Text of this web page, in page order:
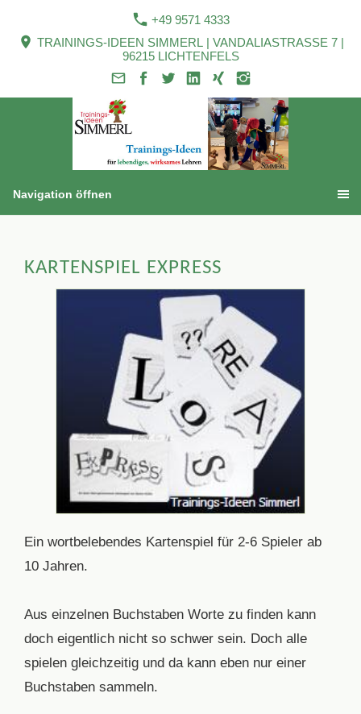
+49 9571 4333
TRAININGS-IDEEN SIMMERL | VANDALIASTRASSE 7 |
96215 LICHTENFELS
Navigation öffnen
KARTENSPIEL EXPRESS
Ein wortbelebendes Kartenspiel für 2-6 Spieler ab
10 Jahren.
Aus einzelnen Buchstaben Worte zu finden kann
doch eigentlich nicht so schwer sein. Doch alle
spielen gleichzeitig und da kann eben nur einer
Buchstaben sammeln.